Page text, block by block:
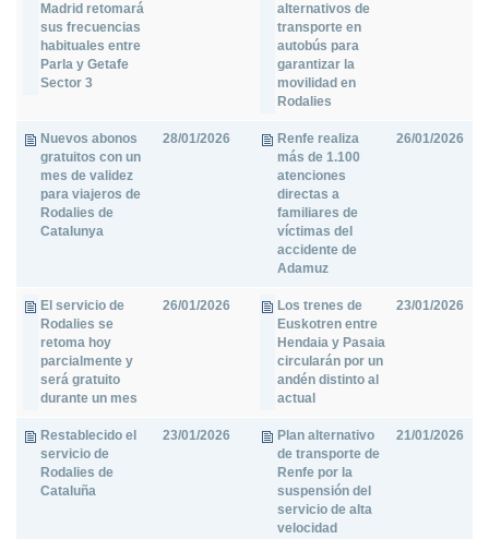
Madrid retomará
sus frecuencias
habituales entre
Parla y Getafe
Sector 3
alternativos de
transporte en
autobús para
garantizar la
movilidad en
Rodalies
Nuevos abonos
gratuitos con un
mes de validez
para viajeros de
Rodalies de
Catalunya
28/01/2026
Renfe realiza
más de 1.100
atenciones
directas a
familiares de
víctimas del
accidente de
Adamuz
26/01/2026
El servicio de
Rodalies se
retoma hoy
parcialmente y
será gratuito
durante un mes
26/01/2026
Los trenes de
Euskotren entre
Hendaia y Pasaia
circularán por un
andén distinto al
actual
23/01/2026
Restablecido el
servicio de
Rodalies de
Cataluña
23/01/2026
Plan alternativo
de transporte de
Renfe por la
suspensión del
servicio de alta
velocidad
21/01/2026